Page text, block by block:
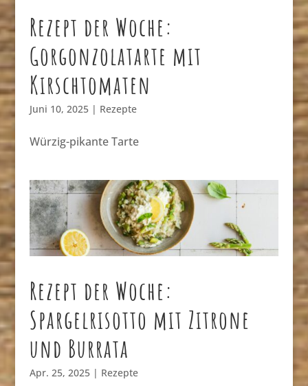
Rezept der Woche:
Gorgonzolatarte mit
Kirschtomaten
Juni 10, 2025| Rezepte
Würzig-pikante Tarte
Rezept der Woche:
Spargelrisotto mit Zitrone
und Burrata
Apr. 25, 2025| Rezepte